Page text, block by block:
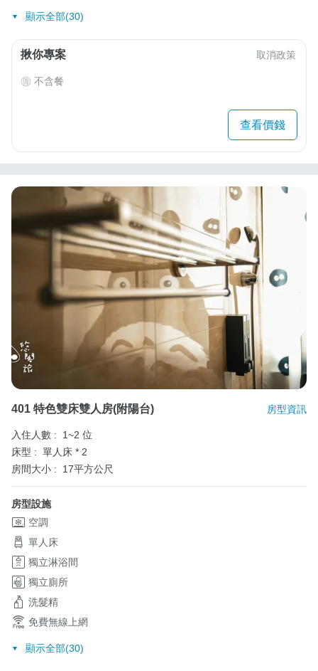
顯示全部(30)
揪你專案 取消政策
不含餐
查看價錢
401 特色雙床雙人房(附陽台) 房型資訊
入住人數 :
1~2 位
床型 : 單人床 * 2
房間大小 :
17平方公尺
房型設施
空調
單人床
獨立淋浴間
獨立廁所
洗髮精
免費無線上網
顯示全部(30)